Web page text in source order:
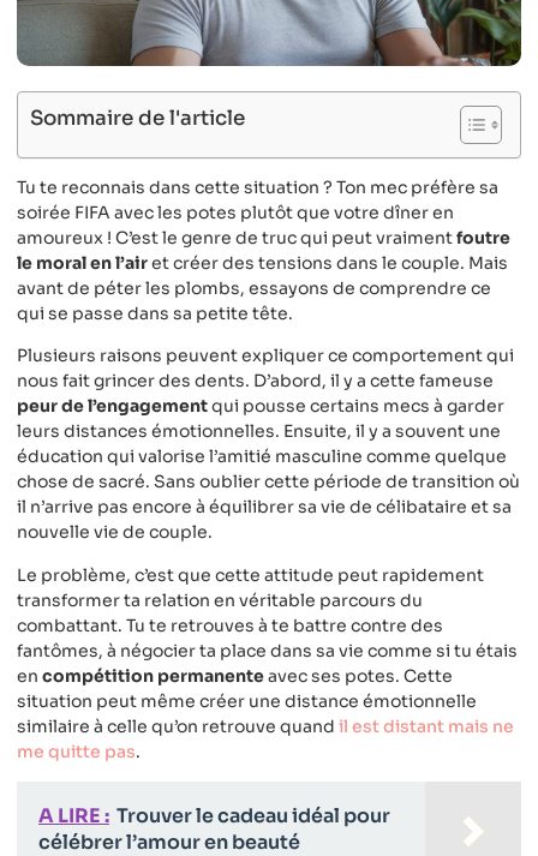
Sommaire de l'article
Tu te reconnais dans cette situation ? Ton mec préfère sa
soirée FIFA avec les potes plutôt que votre dîner en
amoureux ! C’est le genre de truc qui peut vraimentfoutre
le moral en l’airet créer des tensions dans le couple. Mais
avant de péter les plombs, essayons de comprendre ce
qui se passe dans sa petite tête.
Plusieurs raisons peuvent expliquer ce comportement qui
nous fait grincer des dents. D’abord, il y a cette fameuse
peur de l’engagementqui pousse certains mecs à garder
leurs distances émotionnelles. Ensuite, il y a souvent une
éducation qui valorise l’amitié masculine comme quelque
chose de sacré. Sans oublier cette période de transition où
il n’arrive pas encore à équilibrer sa vie de célibataire et sa
nouvelle vie de couple.
Le problème, c’est que cette attitude peut rapidement
transformer ta relation en véritable parcours du
combattant. Tu te retrouves à te battre contre des
fantômes, à négocier ta place dans sa vie comme si tu étais
en compétition permanenteavec ses potes. Cette
situation peut même créer une distance émotionnelle
similaire à celle qu’on retrouve quand il est distant mais ne
me quitte pas.
A LIRE : Trouver le cadeau idéal pour
célébrer l’amour en beauté